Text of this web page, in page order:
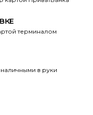
терминалом
наличными в руки